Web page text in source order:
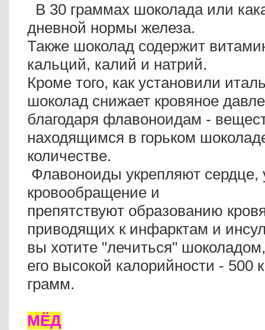
В 30 граммах шоколада или
дневной нормы железа.
Также шоколад содержит
кальций, калий и натрий.
Кроме того, как установили
шоколад снижает кровяное
благодаря флавоноидам -
находящимся в горьком
количестве.
Флавоноиды укрепляют
кровообращение и
препятствуют образованию
приводящих к инфарктам и
вы хотите "лечиться"
его высокой калорийности - 500
грамм.
МЁД